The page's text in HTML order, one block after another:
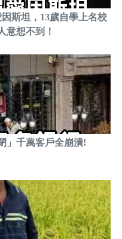
斯坦，13歲自學上名校
意想不到！
」千萬客戶全崩潰!